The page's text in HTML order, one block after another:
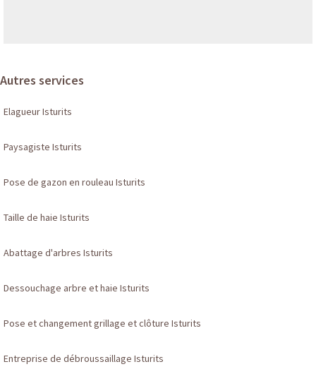
Autres services
Elagueur Isturits
Paysagiste Isturits
Pose de gazon en rouleau Isturits
Taille de haie Isturits
Abattage d'arbres Isturits
Dessouchage arbre et haie Isturits
Pose et changement grillage et clôture Isturits
Entreprise de débroussaillage Isturits